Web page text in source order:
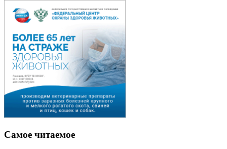
Самое читаемое